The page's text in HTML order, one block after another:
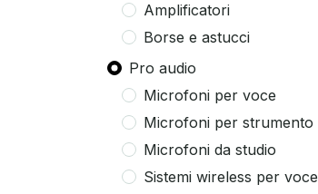
Amplificatori
Borse e astucci
Pro audio
Microfoni per voce
Microfoni per strumento
Microfoni da studio
Sistemi wireless per voce